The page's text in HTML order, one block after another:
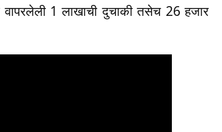
वापरलेली 1 लाखाची दुचाकी तसेच 26 हजार